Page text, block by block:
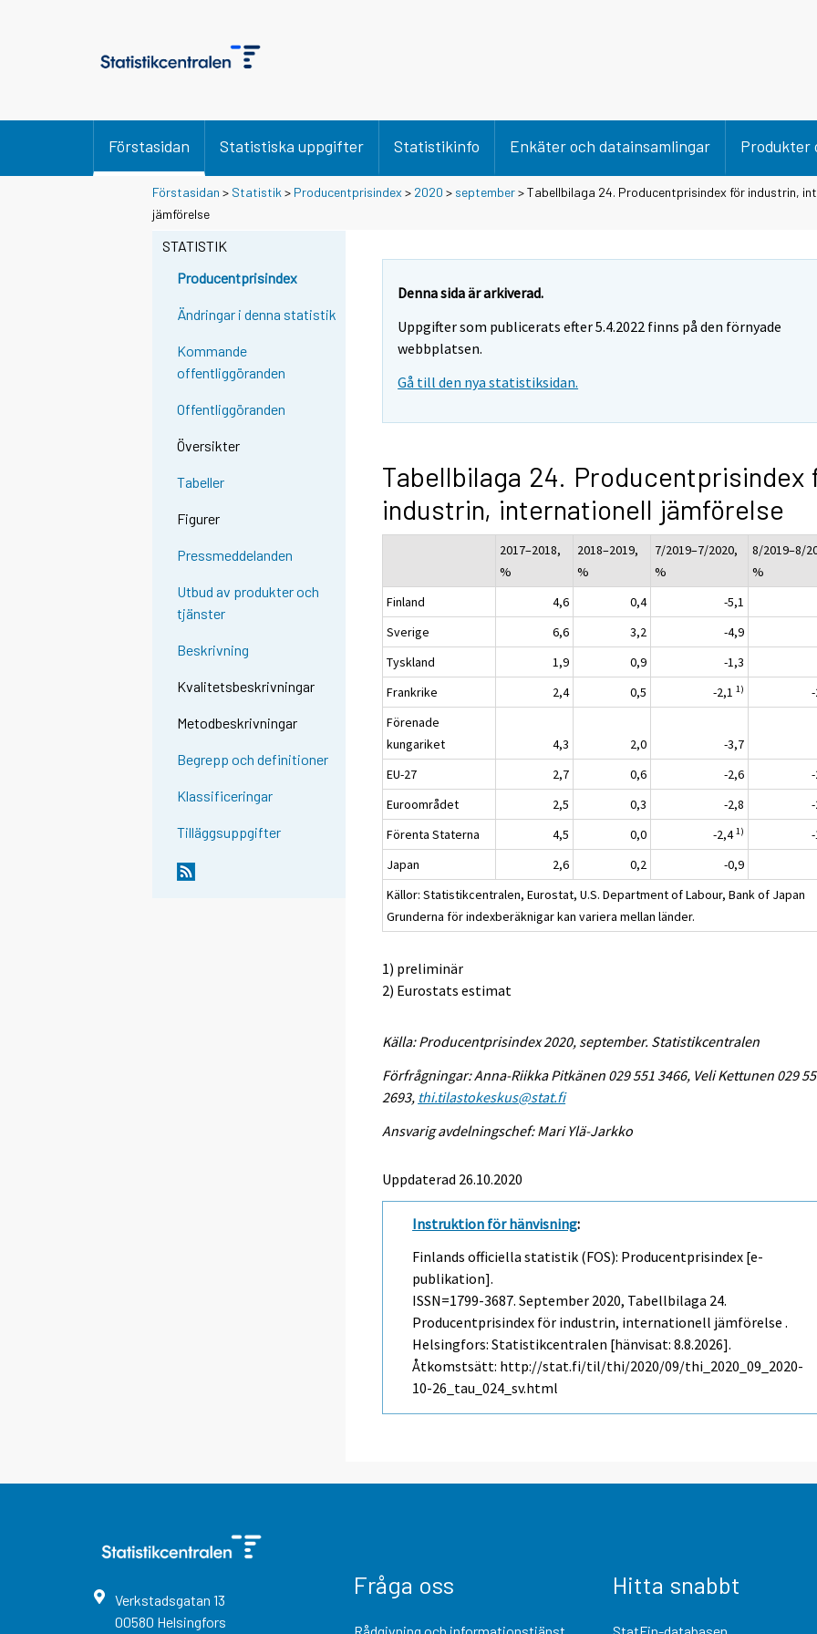
Förstasidan Statistiska uppgifter Statistikinfo Enkäter och datainsamlingar Produkter
Förstasidan > Statistik > Producentprisindex > 2020 > september> Tabellbilaga 24. Producentprisindex för industrin,
jämförelse
STATISTIK
Producentprisindex
Ändringar i denna statistik
Kommande
offentliggöranden
Offentliggöranden
Översikter
Tabeller
Figurer
Pressmeddelanden
Utbud av produkter och
tjänster
Beskrivning
Kvalitetsbeskrivningar
Metodbeskrivningar
Begrepp och definitioner
Klassificeringar
Tilläggsuppgifter
Denna sida är arkiverad.
Uppgifter som publicerats efter 5.4.2022 finns på den förnyade
webbplatsen.
Gå till den nya statistiksidan.
Tabellbilaga 24. Producentprisindex
industrin, internationell jämförelse
2017–2018,
%
2018–2019,
%
7/2019–7/2020,
%
8/2019–8/
%
Finland
4,6 0,4 -5,1
Sverige
6,6 3,2 -4,9
Tyskland
1,9 0,9 -1,3
Frankrike
2,4 0,5 -2,11)
Förenade
kungariket
4,3 2,0 -3,7
EU-27
2,7 0,6 -2,6
Euroområdet 2,5 0,3 -2,8
Förenta Staterna 4,5 0,0 -2,41)
Japan 2,6 0,2 -0,9
Källor: Statistikcentralen, Eurostat, U.S. Department of Labour, Bank of Japan
Grunderna för indexberäknigar kan variera mellan länder.
1) preliminär
2) Eurostats estimat
Källa: Producentprisindex 2020, september. Statistikcentralen
Förfrågningar: Anna-Riikka Pitkänen 029 551 3466, Veli Kettunen 029
2693, thi.tilastokeskus@stat.fi
Ansvarig avdelningschef: Mari Ylä-Jarkko
Uppdaterad 26.10.2020
Instruktion för hänvisning:
Finlands officiella statistik (FOS): Producentprisindex [e-
publikation].
ISSN=1799-3687.September 2020, Tabellbilaga 24.
Producentprisindex för industrin, internationell jämförelse .
Helsingfors: Statistikcentralen [hänvisat: 8.8.2026].
Åtkomstsätt: http://stat.fi/til/thi/2020/09/thi_2020_09_2020-
10-26_tau_024_sv.html
Verkstadsgatan 13
00580 Helsingfors
Fråga oss Hitta snabbt